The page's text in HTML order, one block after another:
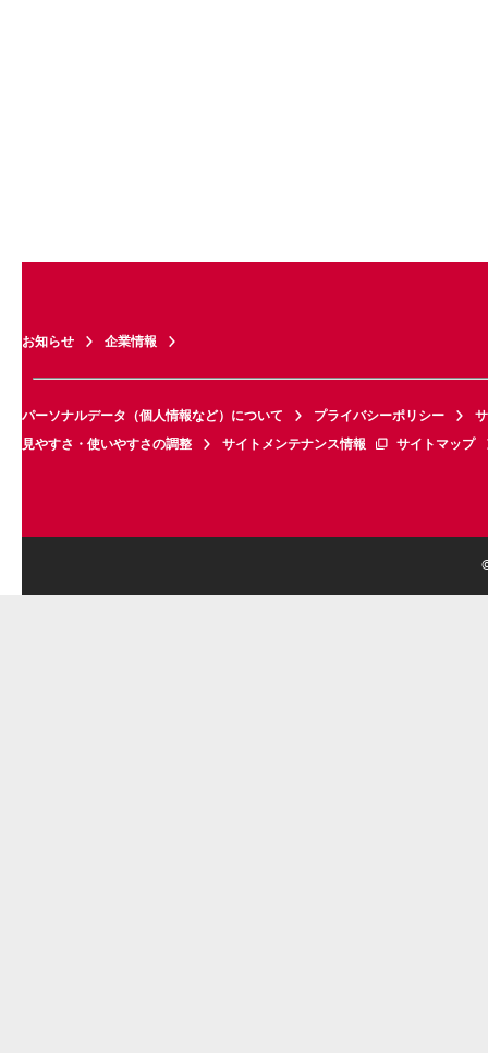
お知らせ 企業情報
パーソナルデータ（個人情報など）について プライバシーポリシー
見やすさ・使いやすさの調整
サイトメンテナンス情報 サイトマップ